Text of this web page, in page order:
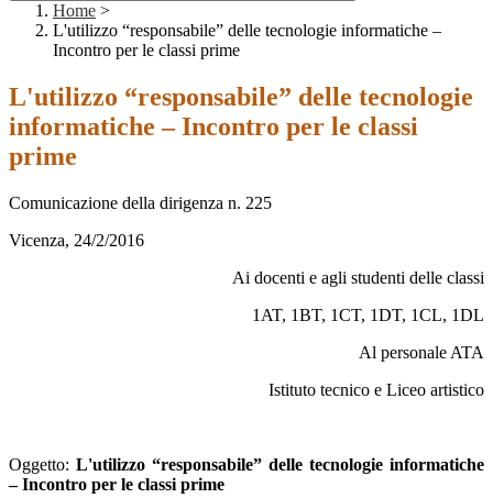
Home >
L'utilizzo “responsabile” delle tecnologie informatiche –
Incontro per le classi prime
L'utilizzo “responsabile” delle tecnologie
informatiche – Incontro per le classi
prime
Comunicazione della dirigenza n. 225
Vicenza, 24/2/2016
Ai docenti e agli studenti delle classi
1AT, 1BT, 1CT, 1DT, 1CL, 1DL
Al personale ATA
Istituto tecnico e Liceo artistico
Oggetto: L'utilizzo “responsabile” delle tecnologie informatiche
– Incontro per le classi prime